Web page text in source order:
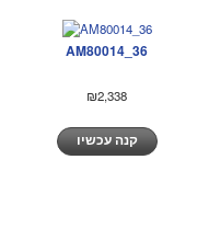
AM80014_36
₪2,338
קנה עכשיו